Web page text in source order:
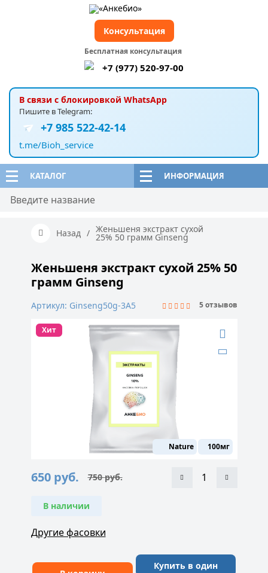
КАТАЛОГ ИНФОРМАЦИЯ
В связи с блокировкой WhatsApp
Пишите в Telegram:
+7 985 522-42-14
t.me/Bioh_service
Бесплатная консультация
+7 (977) 520-97-00
Консультация
Назад / Женьшеня экстракт сухой
25% 50 грамм Ginseng
Женьшеня экстракт сухой 25% 50
грамм Ginseng
Артикул: Ginseng50g-3A5 5 отзывов
Nature 100мг
Хит
750руб.
Первоначальная
750 руб..
650 руб.
Текущая
В наличии
Другие фасовки
Купить в один